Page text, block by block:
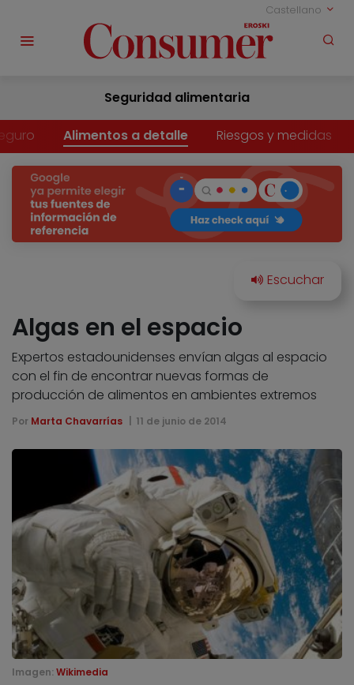
Castellano
Seguridad alimentaria
Alimentos a detalle Riesgos y medidas
Algas en el espacio
Expertos estadounidenses envían algas al espacio
con el fin de encontrar nuevas formas de
producción de alimentos en ambientes extremos
Por Marta Chavarrías 11 de junio de 2014
Imagen: Wikimedia